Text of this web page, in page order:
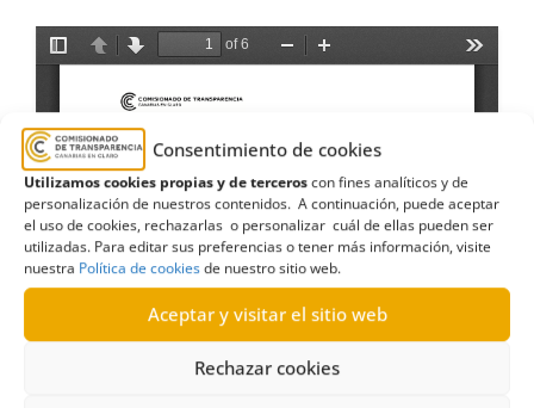
Consentimiento de cookies
Utilizamos cookies propias y de terceroscon fines analíticos y de
personalización de nuestros contenidos. A continuación, puede aceptar
el uso de cookies, rechazarlas o personalizar cuál de ellas pueden ser
utilizadas. Para editar sus preferencias o tener más información, visite
nuestra Política de cookiesde nuestro sitio web.
Aceptar y visitar el sitio web
Rechazar cookies